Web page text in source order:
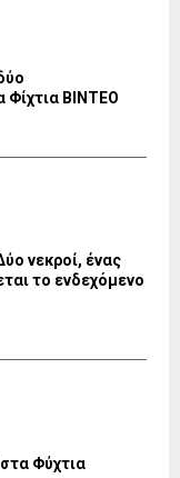
Φίχτια ΒΙΝΤΕΟ
νεκροί, ένας
το ενδεχόμενο
Φύχτια